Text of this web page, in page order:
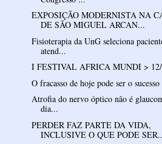
EXPOSIÇÃO MODERNISTA NA
DE SÃO MIGUEL ARCAN...
Fisioterapia da UnG seleciona
atend...
I FESTIVAL AFRICA MUNDI >
O fracasso de hoje pode ser o
Atrofia do nervo óptico não é
dia...
PERDER FAZ PARTE DA VIDA,
INCLUSIVE O QUE PODE